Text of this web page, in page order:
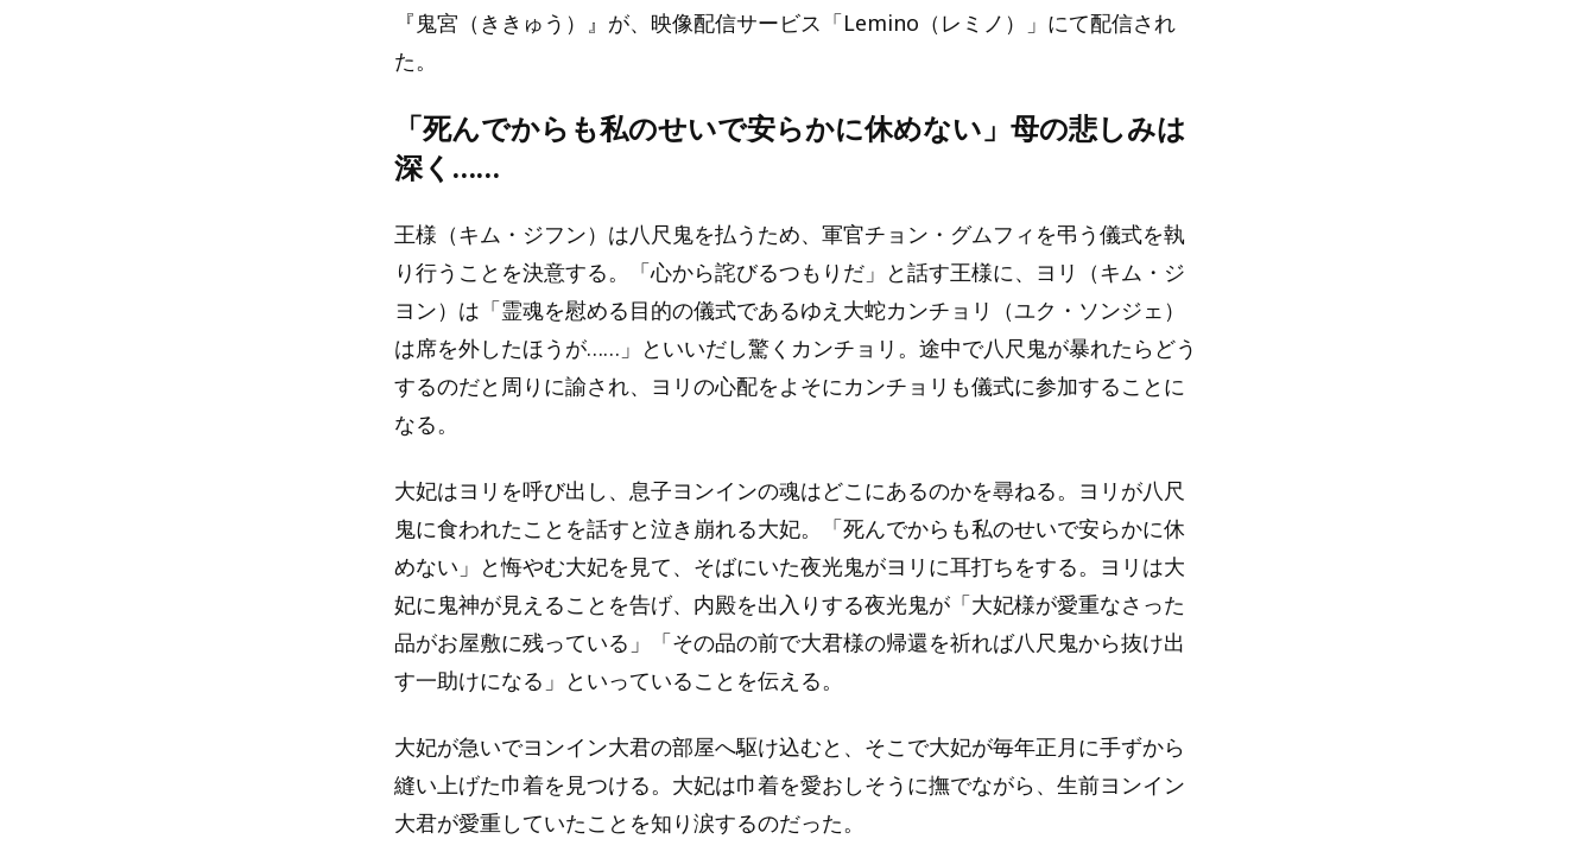
『鬼宮（ききゅう）』が、映像配信サービス「Lemino（レミノ）」にて配信され
た。
「死んでからも私のせいで安らかに休めない」母の悲しみは
深く……
王様（キム・ジフン）は八尺鬼を払うため、軍官チョン・グムフィを弔う儀式を執
り行うことを決意する。「心から詫びるつもりだ」と話す王様に、ヨリ（キム・ジ
ヨン）は「霊魂を慰める目的の儀式であるゆえ大蛇カンチョリ（ユク・ソンジェ）
は席を外したほうが……」といいだし驚くカンチョリ。途中で八尺鬼が暴れたらどう
するのだと周りに諭され、ヨリの心配をよそにカンチョリも儀式に参加することに
なる。
大妃はヨリを呼び出し、息子ヨンインの魂はどこにあるのかを尋ねる。ヨリが八尺
鬼に食われたことを話すと泣き崩れる大妃。「死んでからも私のせいで安らかに休
めない」と悔やむ大妃を見て、そばにいた夜光鬼がヨリに耳打ちをする。ヨリは大
妃に鬼神が見えることを告げ、内殿を出入りする夜光鬼が「大妃様が愛重なさった
品がお屋敷に残っている」「その品の前で大君様の帰還を祈れば八尺鬼から抜け出
す一助けになる」といっていることを伝える。
大妃が急いでヨンイン大君の部屋へ駆け込むと、そこで大妃が毎年正月に手ずから
縫い上げた巾着を見つける。大妃は巾着を愛おしそうに撫でながら、生前ヨンイン
大君が愛重していたことを知り涙するのだった。